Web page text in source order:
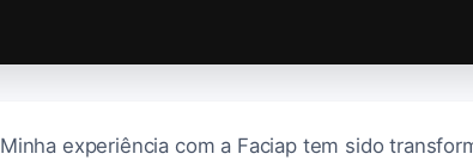
Minha experiência com a Faciap tem sido